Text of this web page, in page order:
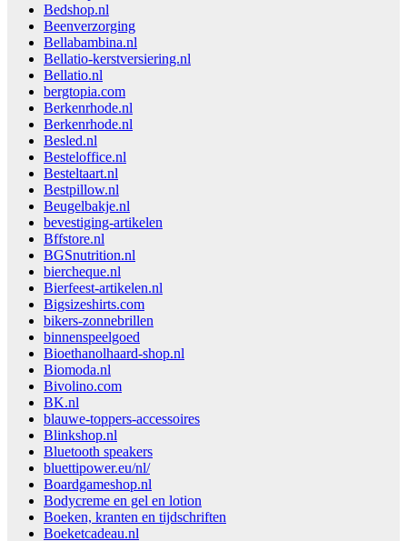
Bedshop.nl
Beenverzorging
Bellabambina.nl
Bellatio-kerstversiering.nl
Bellatio.nl
bergtopia.com
Berkenrhode.nl
Berkenrhode.nl
Besled.nl
Besteloffice.nl
Besteltaart.nl
Bestpillow.nl
Beugelbakje.nl
bevestiging-artikelen
Bffstore.nl
BGSnutrition.nl
biercheque.nl
Bierfeest-artikelen.nl
Bigsizeshirts.com
bikers-zonnebrillen
binnenspeelgoed
Bioethanolhaard-shop.nl
Biomoda.nl
Bivolino.com
BK.nl
blauwe-toppers-accessoires
Blinkshop.nl
Bluetooth speakers
bluettipower.eu/nl/
Boardgameshop.nl
Bodycreme en gel en lotion
Boeken, kranten en tijdschriften
Boeketcadeau.nl